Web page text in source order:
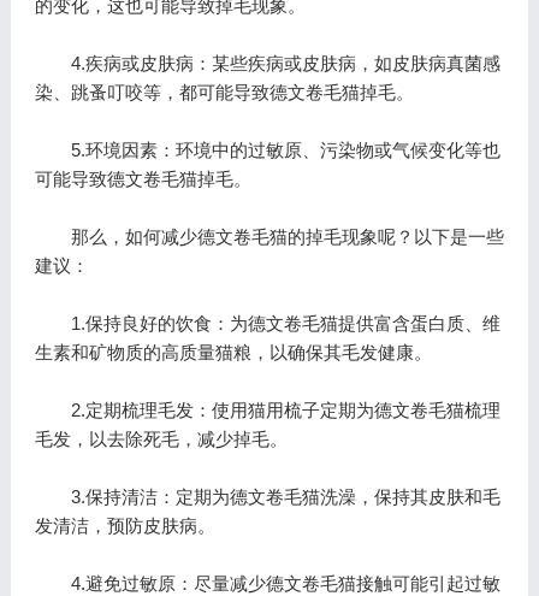
的变化，这也可能导致掉毛现象。
4.疾病或皮肤病：某些疾病或皮肤病，如皮肤病真菌感
染、跳蚤叮咬等，都可能导致德文卷毛猫掉毛。
5.环境因素：环境中的过敏原、污染物或气候变化等也
可能导致德文卷毛猫掉毛。
那么，如何减少德文卷毛猫的掉毛现象呢？以下是一些
建议：
1.保持良好的饮食：为德文卷毛猫提供富含蛋白质、维
生素和矿物质的高质量猫粮，以确保其毛发健康。
2.定期梳理毛发：使用猫用梳子定期为德文卷毛猫梳理
毛发，以去除死毛，减少掉毛。
3.保持清洁：定期为德文卷毛猫洗澡，保持其皮肤和毛
发清洁，预防皮肤病。
4.避免过敏原：尽量减少德文卷毛猫接触可能引起过敏